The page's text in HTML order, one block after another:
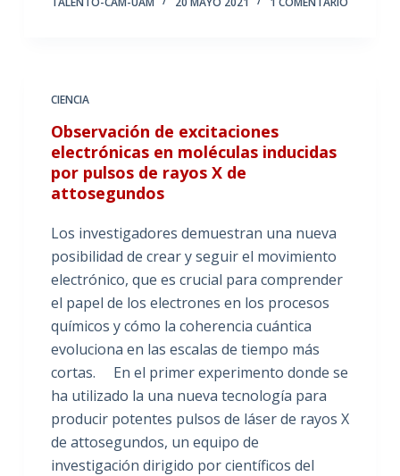
CIENCIA
Observación de excitaciones
electrónicas en moléculas inducidas
por pulsos de rayos X de
attosegundos
Los investigadores demuestran una nueva
posibilidad de crear y seguir el movimiento
electrónico, que es crucial para comprender
el papel de los electrones en los procesos
químicos y cómo la coherencia cuántica
evoluciona en las escalas de tiempo más
cortas. En el primer experimento donde se
ha utilizado la una nueva tecnología para
producir potentes pulsos de láser de rayos X
de attosegundos, un equipo de
investigación dirigido por científicos del